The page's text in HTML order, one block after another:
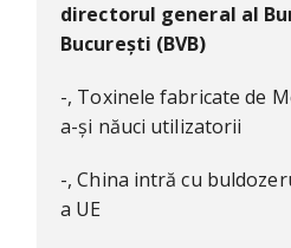
directorul general al
București (BVB)
-, Toxinele fabricate de
a-și năuci utilizatorii
-, China intră cu
a UE